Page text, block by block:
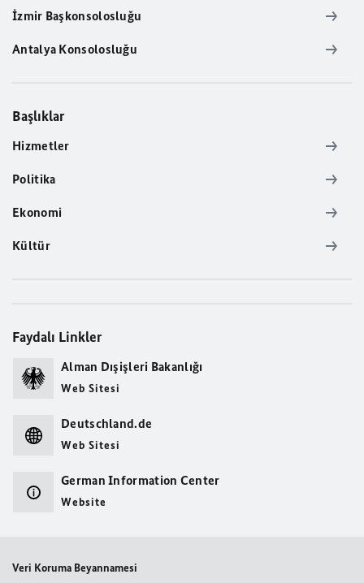
İzmir Başkonsolosluğu
Antalya Konsolosluğu
Başlıklar
Hizmetler
Politika
Ekonomi
Kültür
Faydalı Linkler
Alman Dışişleri Bakanlığı
Web Sitesi
Deutschland.de
Web Sitesi
German Information Center
Website
Veri Koruma Beyannamesi